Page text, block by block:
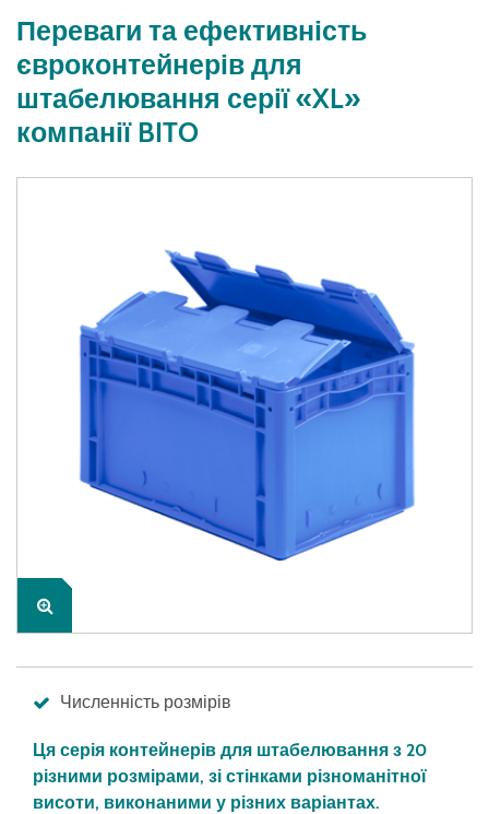
Переваги та ефективність
євроконтейнерів для
штабелювання серії «XL»
компанії BITO
Численність розмірів
Ця серія контейнерів для штабелювання з 20
різними розмірами, зі стінками різноманітної
висоти, виконаними у різних варіантах.